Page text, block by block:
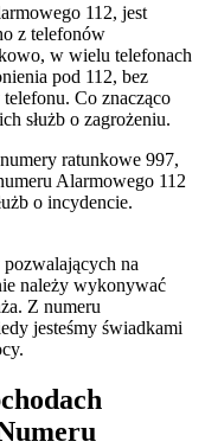
112, jest
z telefonów
w wielu telefonach
pod 112, bez
Co znacząco
służb o zagrożeniu.
ratunkowe 997,
Alarmowego 112
o incydencie.
na
należy wykonywać
Z numeru
jesteśmy świadkami